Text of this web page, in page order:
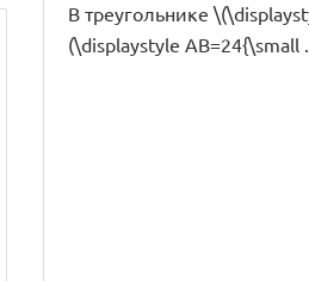
В треугольнике
(\displaystyle